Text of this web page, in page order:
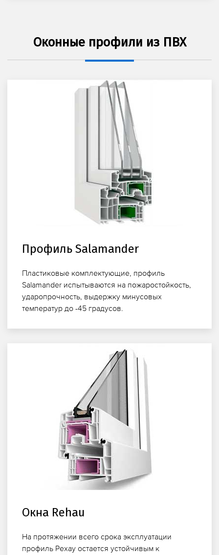
Оконные профили из ПВХ
Профиль Salamander
Пластиковые комплектующие, профиль
Salamander испытываются на пожаростойкость,
ударопрочность, выдержку минусовых
температур до -45 градусов.
Окна Rehau
На протяжении всего срока эксплуатации
профиль Рехау остается устойчивым к